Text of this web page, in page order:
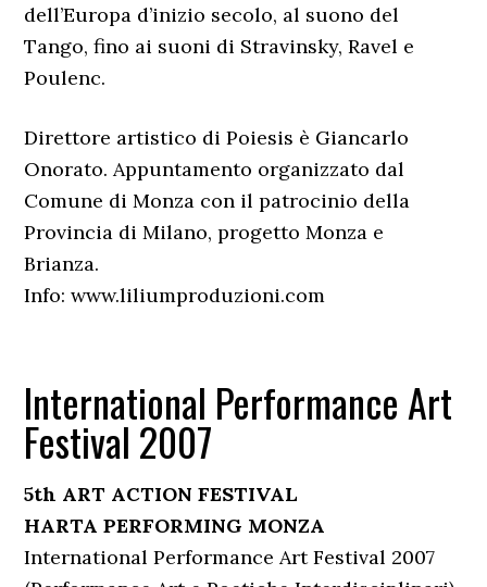
dell’Europa d’inizio secolo, al suono del
Tango, fino ai suoni di Stravinsky, Ravel e
Poulenc.
Direttore artistico di Poiesis è Giancarlo
Onorato. Appuntamento organizzato dal
Comune di Monza con il patrocinio della
Provincia di Milano, progetto Monza e
Brianza.
Info: www.liliumproduzioni.com
International Performance Art
Festival 2007
5th ART ACTION FESTIVAL
HARTA PERFORMING MONZA
International Performance Art Festival 2007